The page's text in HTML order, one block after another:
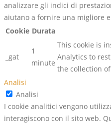
analizzare gli indici di
aiutano a fornire una migliore
Cookie Durata
_gat
1
minute
This cookie is
Analytics to
the collection
Analisi
Analisi
I cookie analitici vengono
interagiscono con il sito web.